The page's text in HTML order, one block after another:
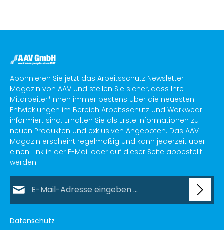
Abonnieren Sie jetzt das Arbeitsschutz Newsletter-
Magazin von AAV und stellen Sie sicher, dass Ihre
Mitarbeiter*innen immer bestens über die neuesten
Entwicklungen im Bereich Arbeitsschutz und Workwear
informiert sind. Erhalten Sie als Erste Informationen zu
neuen Produkten und exklusiven Angeboten. Das AAV
Magazin erscheint regelmäßig und kann jederzeit über
einen Link in der E-Mail oder auf dieser Seite abbestellt
werden.
Datenschutz